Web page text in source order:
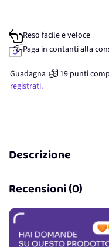
Reso facile e veloce
Paga in contanti alla
Guadagna 19 punti
registrati.
Descrizione
Recensioni (0)